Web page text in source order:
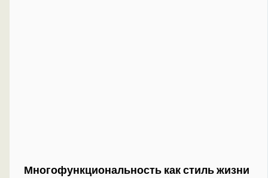
Многофункциональность как стиль жизни